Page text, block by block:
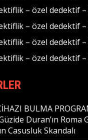
– özel dedektif –
– özel dedektif –
– özel dedektif –
– özel dedektif –
BULMA
Duran’ın Roma
Casusluk Skandalı